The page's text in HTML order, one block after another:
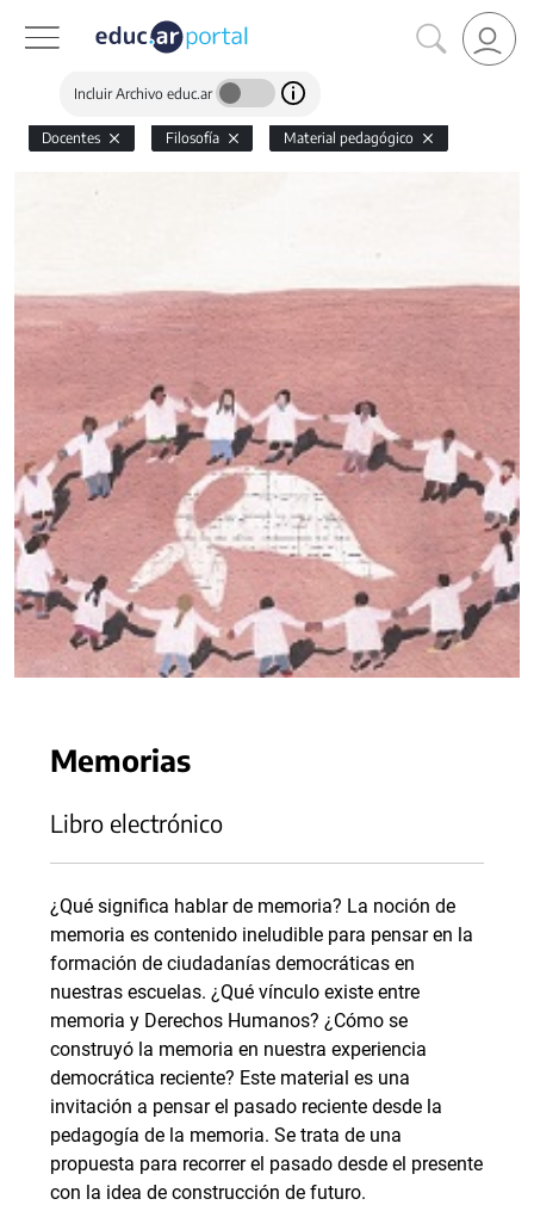
Incluir Archivo educ.ar
Docentes Filosofía Material pedagógico
Memorias
Libro electrónico
¿Qué significa hablar de memoria? La noción de
memoria es contenido ineludible para pensar en la
formación de ciudadanías democráticas en
nuestras escuelas. ¿Qué vínculo existe entre
memoria y Derechos Humanos? ¿Cómo se
construyó la memoria en nuestra experiencia
democrática reciente? Este material es una
invitación a pensar el pasado reciente desde la
pedagogía de la memoria. Se trata de una
propuesta para recorrer el pasado desde el presente
con la idea de construcción de futuro.